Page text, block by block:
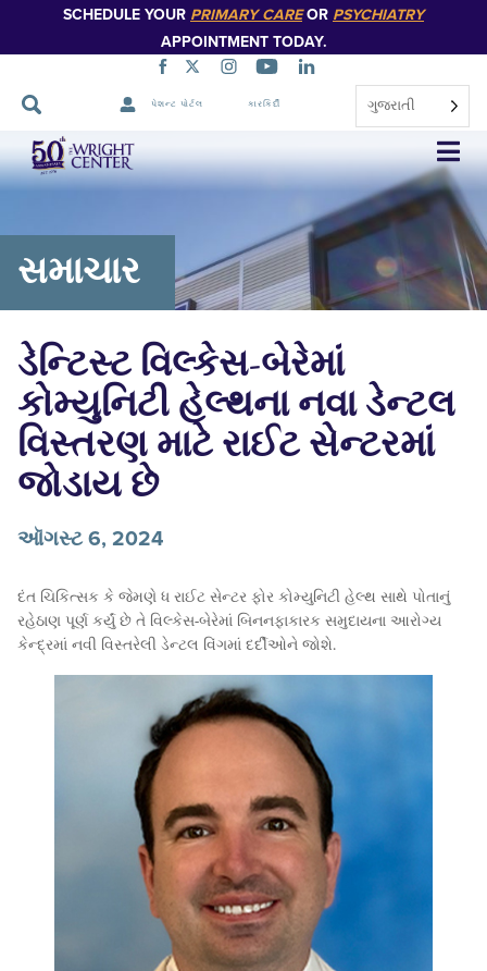
SCHEDULE YOUR PRIMARY CAREOR PSYCHIATRY
APPOINTMENT TODAY.
પેશન્ટ પોર્ટલ કારકિર્દી ગુજરાતી
નેવિગેશન
છોડો
સમાચાર
ડેન્ટિસ્ટ વિલ્કેસ-બેરેમાં
કોમ્યુનિટી હેલ્થના નવા ડેન્ટલ
વિસ્તરણ માટે રાઈટ સેન્ટરમાં
જોડાય છે
ઑગસ્ટ 6, 2024
દંત ચિકિત્સક કે જેમણે ધ રાઈટ સેન્ટર ફોર કોમ્યુનિટી હેલ્થ સાથે પોતાનું
રહેઠાણ પૂર્ણ કર્યું છે તે વિલ્કેસ-બેરેમાં બિનનફાકારક સમુદાયના આરોગ્ય
કેન્દ્રમાં નવી વિસ્તરેલી ડેન્ટલ વિંગમાં દર્દીઓને જોશે.